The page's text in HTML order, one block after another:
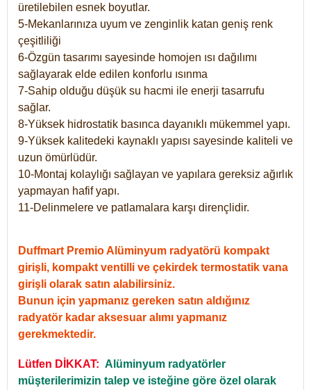
üretilebilen esnek boyutlar.
5-Mekanlarınıza uyum ve zenginlik katan geniş renk
çeşitliliği
6-Özgün tasarımı sayesinde homojen ısı dağılımı
sağlayarak elde edilen konforlu ısınma
7-Sahip olduğu düşük su hacmi ile enerji tasarrufu
sağlar.
8-Yüksek hidrostatik basınca dayanıklı mükemmel yapı.
9-Yüksek kalitedeki kaynaklı yapısı sayesinde kaliteli ve
uzun ömürlüdür.
10-Montaj kolaylığı sağlayan ve yapılara gereksiz ağırlık
yapmayan hafif yapı.
11-Delinmelere ve patlamalara karşı dirençlidir.
Duffmart Premio Alüminyum radyatörü kompakt
girişli, kompakt ventilli ve çekirdek termostatik vana
girişli olarak satın alabilirsiniz.
Bunun için yapmanız gereken satın aldığınız
radyatör kadar aksesuar alımı yapmanız
gerekmektedir.
Lütfen DİKKAT: Alüminyum radyatörler
müşterilerimizin talep ve isteğine göre özel olarak